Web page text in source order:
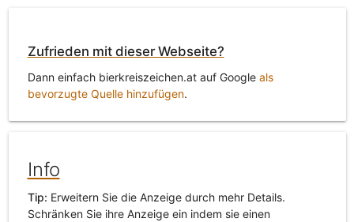
Zufrieden mit dieser Webseite?
Dann einfach bierkreiszeichen.at auf Google als
bevorzugte Quelle hinzufügen.
Info
Tip: Erweitern Sie die Anzeige durch mehr Details.
Schränken Sie ihre Anzeige ein indem sie einen